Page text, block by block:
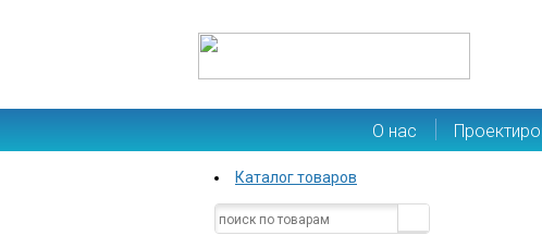
О нас
Каталог товаров